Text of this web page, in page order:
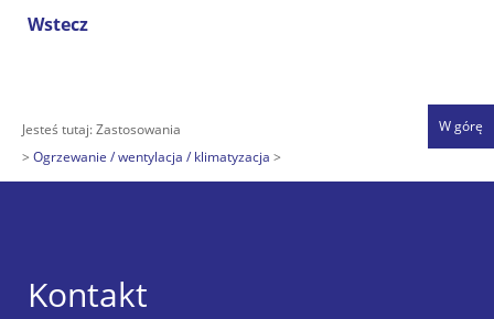
Wstecz
Jesteś tutaj:Zastosowania
Ogrzewanie / wentylacja / klimatyzacja
W górę
Kontakt